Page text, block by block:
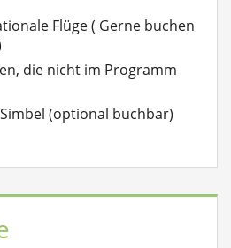
Flüge ( Gerne buchen
die nicht im Programm
(optional buchbar)